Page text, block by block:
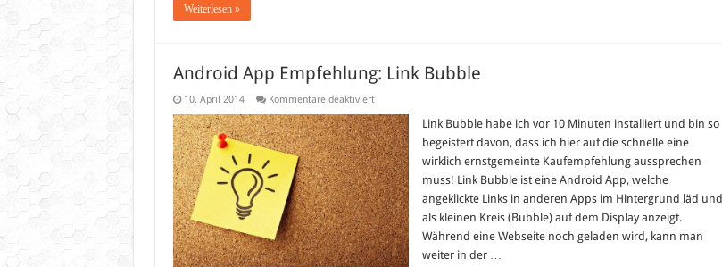
Weiterlesen »
Android App Empfehlung: Link Bubble
10. April 2014 Kommentare deaktiviertfür
App
Empfehlung:
Link
Bubble
Link Bubble habe ich vor 10 Minuten installiert und bin so
begeistert davon, dass ich hier auf die schnelle eine
wirklich ernstgemeinte Kaufempfehlung aussprechen
muss! Link Bubble ist eine Android App, welche
angeklickte Links in anderen Apps im Hintergrund läd und
als kleinen Kreis (Bubble) auf dem Display anzeigt.
Während eine Webseite noch geladen wird, kann man
weiter in der …